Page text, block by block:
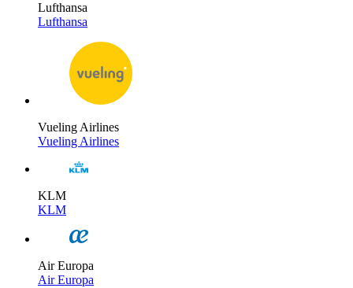
Lufthansa
Lufthansa
Vueling Airlines
Vueling Airlines
KLM
KLM
Air Europa
Air Europa